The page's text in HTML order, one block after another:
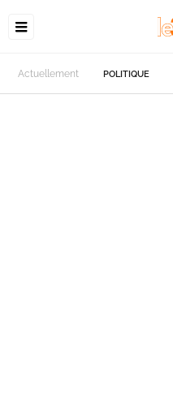
Actuellement POLITIQUE